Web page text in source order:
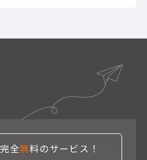
完全無料のサービス！